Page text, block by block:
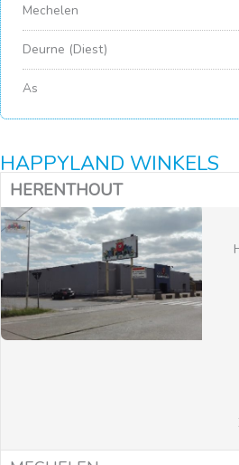
Mechelen
Deurne (Diest)
As
HAPPYLAND WINKELS
HERENTHOUT